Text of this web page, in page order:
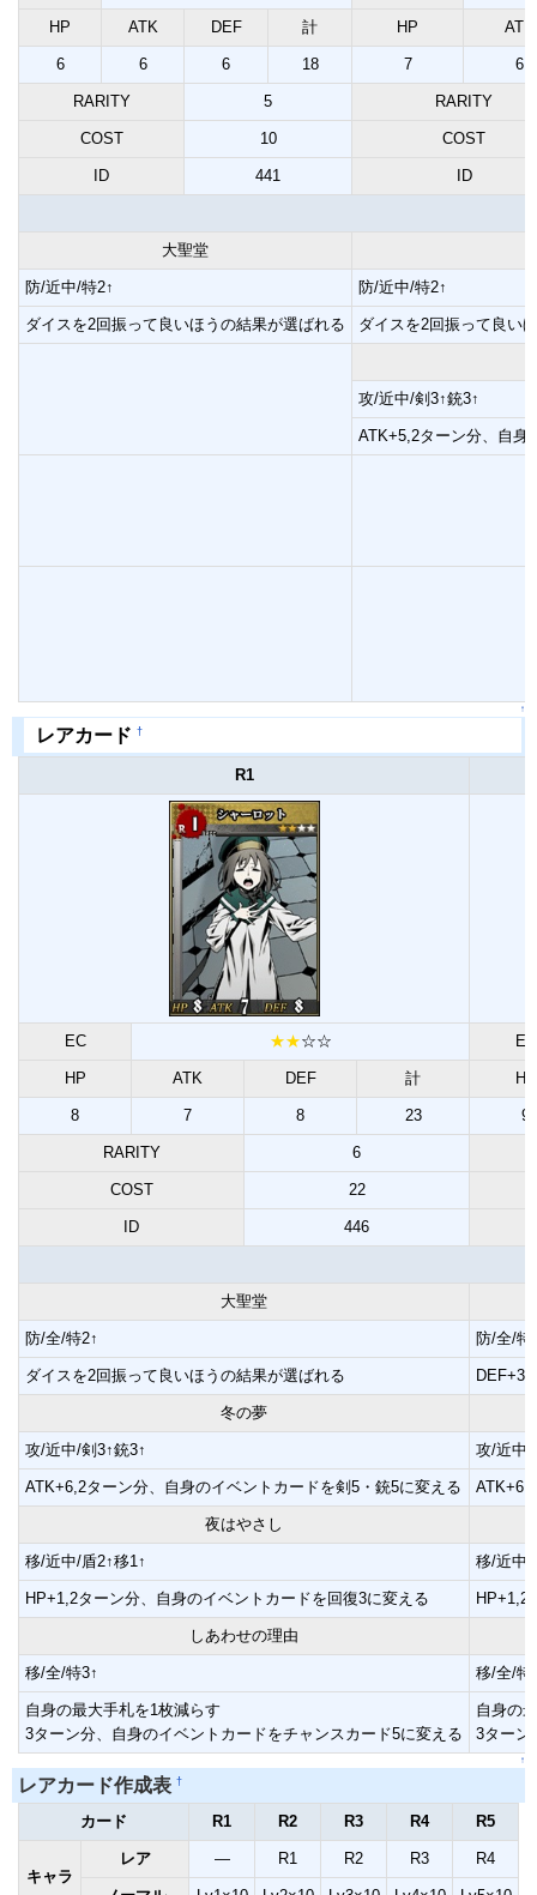
HP ATK DEF 計 HP ATK
6 6 6 18 7 6
RARITY 5 RARITY
COST 10 COST
ID 441 ID
大聖堂
防/近中/特2↑ 防/近中/特2↑
ダイスを2回振って良いほうの結果が選ばれる ダイスを2回振って良い
攻/近中/剣3↑銃3↑
ATK+5,2ターン分、自身
↑
レアカード †
R1
EC ★★☆☆ EC
HP ATK DEF 計 HP
8 7 8 23 9
RARITY 6
COST 22
ID 446
大聖堂
防/全/特2↑ 防/全/特
ダイスを2回振って良いほうの結果が選ばれる DEF+3,
冬の夢
攻/近中/剣3↑銃3↑ 攻/近中/
ATK+6,2ターン分、自身のイベントカードを剣5・銃5に変える
夜はやさし
移/近中/盾2↑移1↑ 移/近中/
HP+1,2ターン分、自身のイベントカードを回復3に変える HP+1,2
しあわせの理由
移/全/特3↑ 移/全/特
自身の最大手札を1枚減らす
3ターン分、自身のイベントカードをチャンスカード5に変える
自身の
3ターン
↑
レアカード作成表 †
カード R1 R2 R3 R4 R5
キャラ
レア ― R1 R2 R3 R4